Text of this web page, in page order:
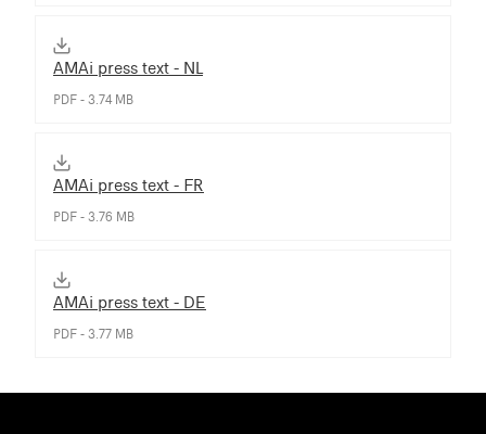
AMAi press text - NL
PDF - 3.74 MB
AMAi press text - FR
PDF - 3.76 MB
AMAi press text - DE
PDF - 3.77 MB